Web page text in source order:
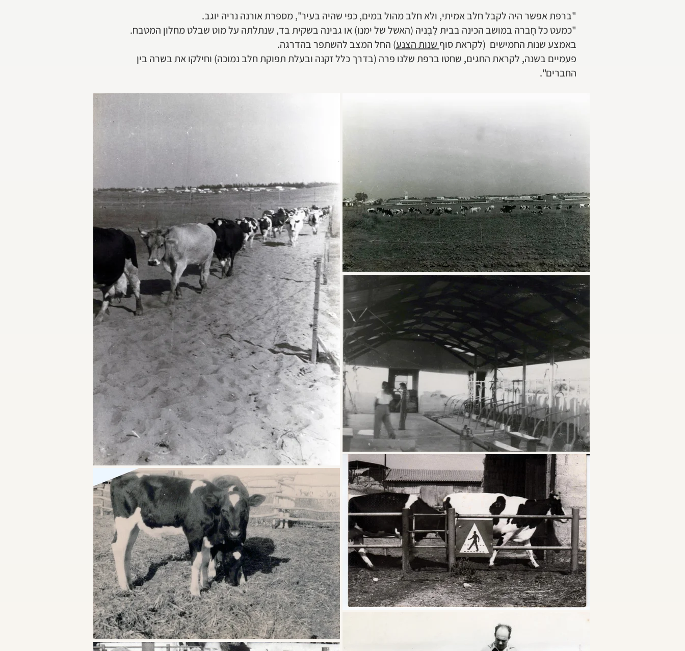
"ברפת אפשר היה לקבל חלב אמיתי, ולא חלב מהול במים, כפי שהיה בעיר", מספרת אורנה נריה יוגב.
"כמעט כל חָברה במושב הכינה בבית לֶבֶּניה (האשל של ימנו) או גבינה בשקית בד, שנתלתה על מוט שבלט מחלון המטבח.
באמצע שנות החמישים (לקראת סוף שנות הצנע) החל המצב להשתפר בהדרגה.
פעמיים בשנה, לקראת החגים, שחטו ברפת שלנו פרה (בדרך כלל זקנה ובעלת תפוקת חלב נמוכה) וחילקו את בשרה בין
החברים".